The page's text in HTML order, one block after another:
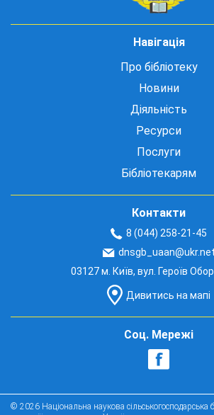
Навігація
Про бібліотеку
Новини
Діяльність
Ресурси
Послуги
Бібліотекарям
Контакти
8 (044) 258-21-45
dnsgb_uaan@ukr.net
03127 м. Київ, вул. Героїв
Дивитись на мапі
Соц. Мережі
© 2026 Національна наукова сільськогосподарська